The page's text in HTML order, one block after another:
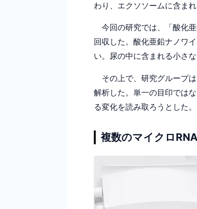
わり、エクソソームに含ま
今回の研究では、「酸化
回収した。酸化亜鉛ナノワ
い。尿の中に含まれる小さ
その上で、研究グループ
解析した。単一の目印では
る変化を読み取ろうとした。
複数のマイクロ